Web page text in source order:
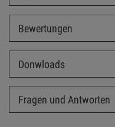
Bewertungen
Donwloads
Fragen und Antworten